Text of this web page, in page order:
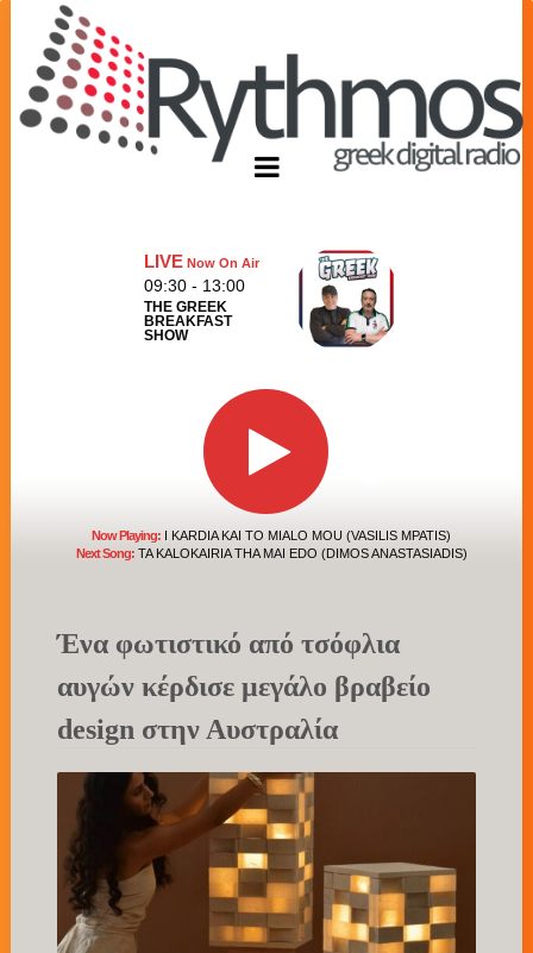
LIVENow On Air
09:30 - 13:00
THE GREEK
BREAKFAST
SHOW
Now Playing: I KARDIA KAI TO MIALO MOU (VASILIS MPATIS)
Next Song:TA KALOKAIRIA THA MAI EDO (DIMOS ANASTASIADIS)
Ένα φωτιστικό από τσόφλια
αυγών κέρδισε μεγάλο βραβείο
design στην Αυστραλία